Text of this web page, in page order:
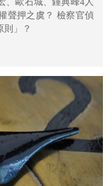
聲押之虞？ 檢察官偵
則」？